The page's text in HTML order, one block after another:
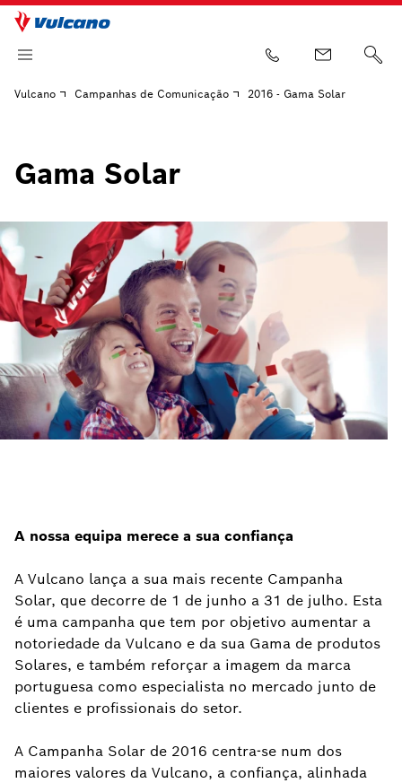
Vulcano Campanhas de Comunicação 2016 - Gama Solar
Gama Solar
A nossa equipa merece a sua confiança
A Vulcano lança a sua mais recente Campanha
Solar, que decorre de 1 de junho a 31 de julho. Esta
é uma campanha que tem por objetivo aumentar a
notoriedade da Vulcano e da sua Gama de produtos
Solares, e também reforçar a imagem da marca
portuguesa como especialista no mercado junto de
clientes e profissionais do setor.
A Campanha Solar de 2016 centra-se num dos
maiores valores da Vulcano, a confiança, alinhada